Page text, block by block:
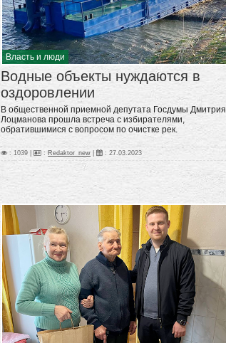
Власть и люди
Водные объекты нуждаются в
оздоровлении
В общественной приемной депутата Госдумы Дмитрия
Лоцманова прошла встреча с избирателями,
обратившимися с вопросом по очистке рек.
: 1039 | : Redaktor_new | :27.03.2023